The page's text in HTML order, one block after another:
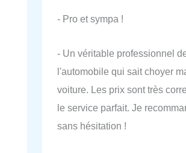
- Pro et sympa !
- Un véritable professionnel
l'automobile qui sait choyer
voiture. Les prix sont très
le service parfait. Je
sans hésitation !